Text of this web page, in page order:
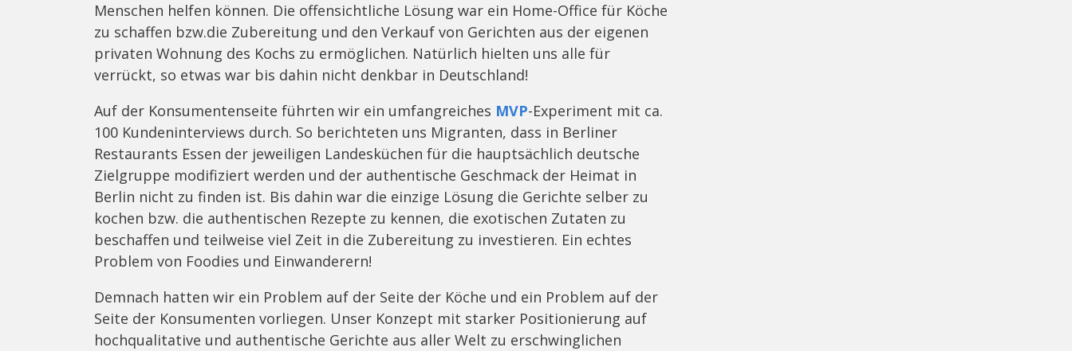
Menschen helfen können. Die offensichtliche Lösung war ein Home-Office für Köche
zu schaffen bzw.die Zubereitung und den Verkauf von Gerichten aus der eigenen
privaten Wohnung des Kochs zu ermöglichen. Natürlich hielten uns alle für
verrückt, so etwas war bis dahin nicht denkbar in Deutschland!
Auf der Konsumentenseite führten wir ein umfangreiches MVP-Experiment mit ca.
100 Kundeninterviews durch. So berichteten uns Migranten, dass in Berliner
Restaurants Essen der jeweiligen Landesküchen für die hauptsächlich deutsche
Zielgruppe modifiziert werden und der authentische Geschmack der Heimat in
Berlin nicht zu finden ist. Bis dahin war die einzige Lösung die Gerichte selber zu
kochen bzw. die authentischen Rezepte zu kennen, die exotischen Zutaten zu
beschaffen und teilweise viel Zeit in die Zubereitung zu investieren. Ein echtes
Problem von Foodies und Einwanderern!
Demnach hatten wir ein Problem auf der Seite der Köche und ein Problem auf der
Seite der Konsumenten vorliegen. Unser Konzept mit starker Positionierung auf
hochqualitative und authentische Gerichte aus aller Welt zu erschwinglichen